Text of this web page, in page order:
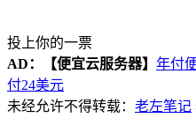
投上你的一票
AD：
【便宜云服务器】 年付
付24美元
未经允许不得转载： 老左笔记